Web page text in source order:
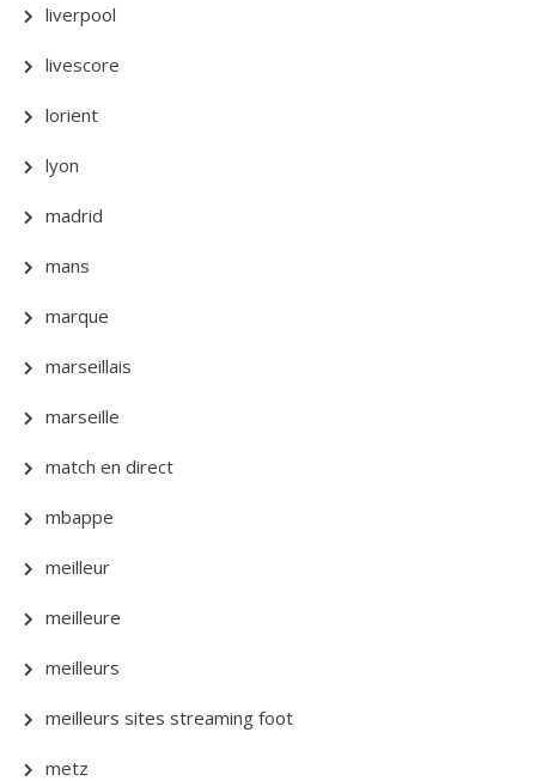
liverpool
livescore
lorient
lyon
madrid
mans
marque
marseillais
marseille
match en direct
mbappe
meilleur
meilleure
meilleurs
meilleurs sites streaming foot
metz